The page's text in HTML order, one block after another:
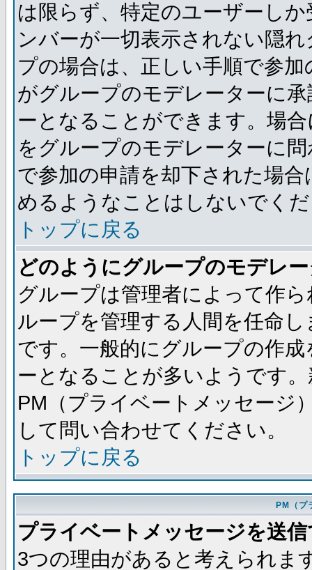
は限らず、特定のユーザーし
ンバーが一切表示されない隠
プの場合は、正しい手順で参
がグループのモデレーターに
ーとなることができます。場
をグループのモデレーターに
で参加の申請を却下された場
めるようなことはしないでく
トップに戻る
どのようにグループのモデレ
グループは管理者によって作
ループを管理する人間を任命
です。一般的にグループの作
ーとなることが多いようです
PM（プライベートメッセージ
して問い合わせてください。
トップに戻る
PM（プ
プライベートメッセージを送
3つの理由があると考えられま